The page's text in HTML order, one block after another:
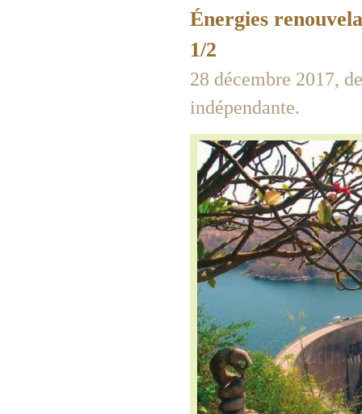
Énergies
1/2
28 décembre 2017,
indépendante.